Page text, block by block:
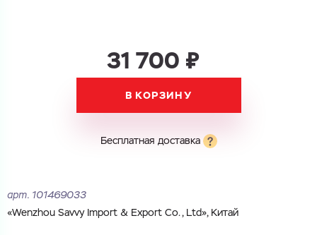
Электронная почта
Город
Номер телефона
31 700 ₽
В КОРЗИНУ
Бесплатная доставка
арт. 101469033
«Wenzhou Savvy Import & Export Co., Ltd», Китай